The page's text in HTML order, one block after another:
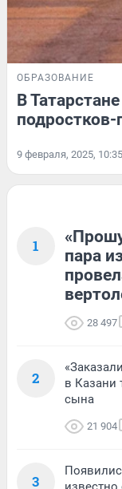
ОБРАЗОВАНИЕ
В
подростков-
9 февраля, 2025, 10:35
1
пара
28 497
2
в Казани
сына
21 904
3